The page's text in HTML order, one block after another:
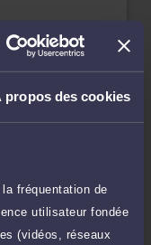
propos des cookies
fréquentation de
utilisateur fondée
(vidéos, réseaux
(depuis 2011)
activité
justice.
s'étend
consultations
lors d'une
charge des
dossier.
MACON